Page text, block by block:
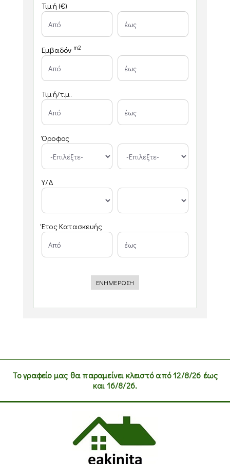
Τιμή (€)
Εμβαδόν m2
Τιμή/τ.μ.
Όροφος
Υ/Δ
Έτος Κατασκευής
ΕΝΗΜΕΡΩΣΗ
Το γραφείο μας θα παραμείνει κλειστό από 12/8/26 έως
και 16/8/26.